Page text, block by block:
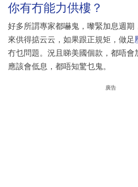
你有冇能力供樓？
好多所謂專家都嚇鬼，嚟緊加息週期
來供得掂云云，如果跟正規矩，做足
冇乜問題。況且睇美國個款，都唔會
應該會低息，都唔知驚乜鬼。
廣告